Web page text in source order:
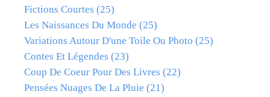
Fictions Courtes (25)
Les Naissances Du Monde (25)
Variations Autour D'une Toile Ou Photo (25)
Contes Et Légendes (23)
Coup De Coeur Pour Des Livres (22)
Pensées Nuages De La Pluie (21)